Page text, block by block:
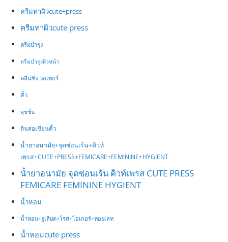
ครีมทาผิวcute+press
ครีมทาผิวcute press
ครีมบำรุง
ครีมบำรุงผิวหน้า
คลีนซิ่ง วอเทอร์
คิ้ว
คุชชั่น
ดินสอ​เขียน​คิ้ว
น้ำยาอนามัย+จุดซ่อนเร้น+คิวท์
เพรส+CUTE+PRESS+FEMICARE+FEMININE+HYGIENT
น้ำยาอนามัย จุดซ่อนเร้น คิวท์เพรส CUTE PRESS
FEMICARE FEMININE HYGIENT
น้ำหอม
น้ำหอม+จูเลียต+โรส+โฮเกอร์+ทอยเลท
น้ำหอมcute press